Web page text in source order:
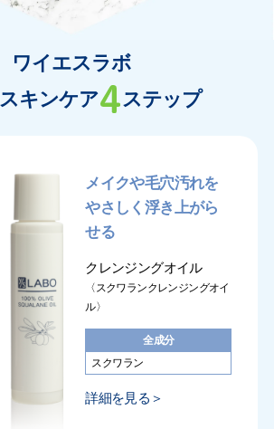
ワイエスラボ
キンケア
ステップ
メイクや毛穴汚れを
やさしく浮き上がら
せる
クレンジングオイル
〈スクワランクレンジングオイ
ル〉
全成分
スクワラン
詳細を見る＞